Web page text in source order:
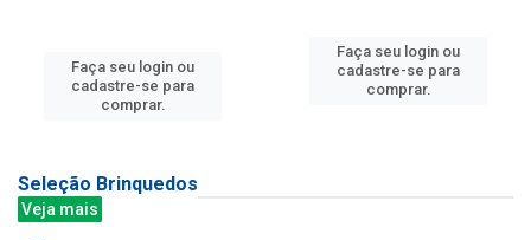
Faça seu login ou
cadastre-se para
comprar.
Faça seu login ou
cadastre-se para
comprar.
Seleção Brinquedos
Veja mais